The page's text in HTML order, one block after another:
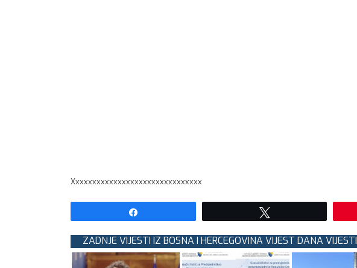
Xxxxxxxxxxxxxxxxxxxxxxxxxxxxxxx
ZADNJE VIJESTI IZ BOSNA I HERCEGOVINA VIJEST DANA VIJESTI